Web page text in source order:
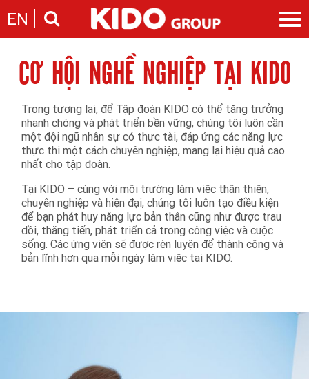
EN
Giới thiệu
Câu chuyện KIDO
Cam kết của KIDO
Nhà sáng lập
Ngành hàng
Ngành dầu
Ngành gia vị
Ngành bánh
Tin tức
Tin tức & sự kiện
Thông cáo báo chí của tập đoàn
Nhà đầu tư
Thông điệp
Báo cáo
Thông tin cổ phần
Các công ty thành viên
Liên hệ
Liên hệ
Nghề nghiệp
Giới thiệu
Nhu cầu tuyển dụng
CƠ HỘI NGHỀ NGHIỆP TẠI KIDO
Trong tương lai, để Tập đoàn KIDO có thể tăng trưởng
nhanh chóng và phát triển bền vững, chúng tôi luôn cần
một đội ngũ nhân sự có thực tài, đáp ứng các năng lực
thực thi một cách chuyên nghiệp, mang lại hiệu quả cao
nhất cho tập đoàn.
Tại KIDO – cùng với môi trường làm việc thân thiện,
chuyên nghiệp và hiện đại, chúng tôi luôn tạo điều kiện
để bạn phát huy năng lực bản thân cũng như được trau
dồi, thăng tiến, phát triển cả trong công việc và cuộc
sống. Các ứng viên sẽ được rèn luyện để thành công và
bản lĩnh hơn qua mỗi ngày làm việc tại KIDO.